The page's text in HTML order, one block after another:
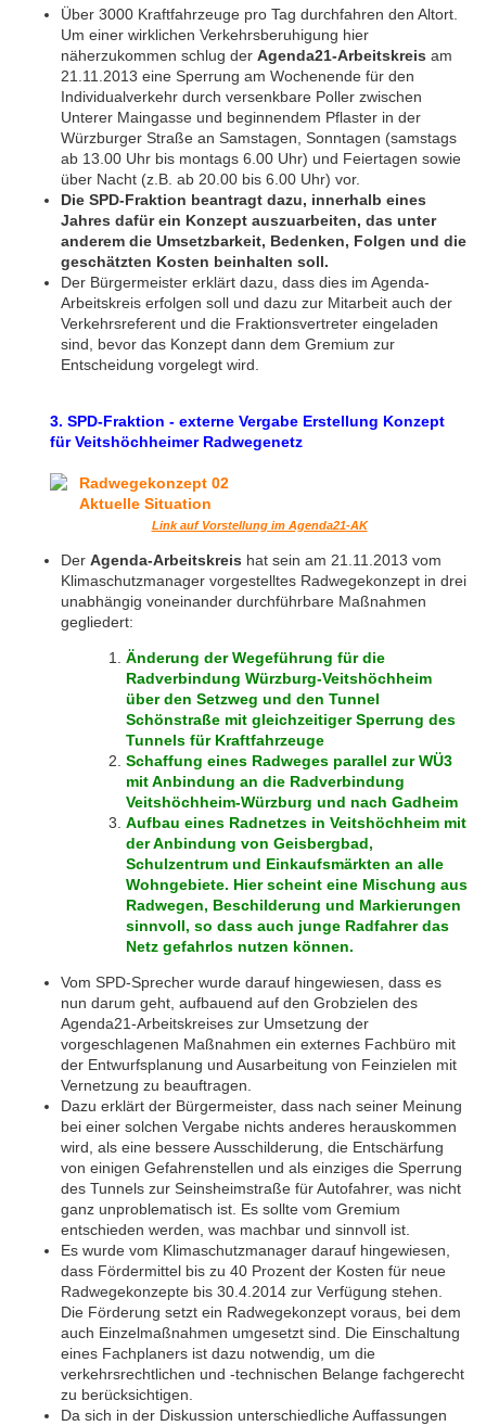
Über 3000 Kraftfahrzeuge pro Tag durchfahren den Altort.
Um einer wirklichen Verkehrsberuhigung hier
näherzukommen schlug der Agenda21-Arbeitskreis am
21.11.2013 eine Sperrung am Wochenende für den
Individualverkehr durch versenkbare Poller zwischen
Unterer Maingasse und beginnendem Pflaster in der
Würzburger Straße an Samstagen, Sonntagen (samstags
ab 13.00 Uhr bis montags 6.00 Uhr) und Feiertagen sowie
über Nacht (z.B. ab 20.00 bis 6.00 Uhr) vor.
Die SPD-Fraktion beantragt dazu, innerhalb eines
Jahres dafür ein Konzept auszuarbeiten, das unter
anderem die Umsetzbarkeit, Bedenken, Folgen und die
geschätzten Kosten beinhalten soll.
Der Bürgermeister erklärt dazu, dass dies im Agenda-
Arbeitskreis erfolgen soll und dazu zur Mitarbeit auch der
Verkehrsreferent und die Fraktionsvertreter eingeladen
sind, bevor das Konzept dann dem Gremium zur
Entscheidung vorgelegt wird.
3. SPD-Fraktion - externe Vergabe Erstellung Konzept
für Veitshöchheimer Radwegenetz
Link auf Vorstellung im Agenda21-AK
Der Agenda-Arbeitskreis hat sein am 21.11.2013 vom
Klimaschutzmanager vorgestelltes Radwegekonzept in drei
unabhängig voneinander durchführbare Maßnahmen
gegliedert:
Änderung der Wegeführung für die
Radverbindung Würzburg-Veitshöchheim
über den Setzweg und den Tunnel
Schönstraße mit gleichzeitiger Sperrung des
Tunnels für Kraftfahrzeuge
Schaffung eines Radweges parallel zur WÜ3
mit Anbindung an die Radverbindung
Veitshöchheim-Würzburg und nach Gadheim
Aufbau eines Radnetzes in Veitshöchheim mit
der Anbindung von Geisbergbad,
Schulzentrum und Einkaufsmärkten an alle
Wohngebiete. Hier scheint eine Mischung aus
Radwegen, Beschilderung und Markierungen
sinnvoll, so dass auch junge Radfahrer das
Netz gefahrlos nutzen können.
Vom SPD-Sprecher wurde darauf hingewiesen, dass es
nun darum geht, aufbauend auf den Grobzielen des
Agenda21-Arbeitskreises zur Umsetzung der
vorgeschlagenen Maßnahmen ein externes Fachbüro mit
der Entwurfsplanung und Ausarbeitung von Feinzielen mit
Vernetzung zu beauftragen.
Dazu erklärt der Bürgermeister, dass nach seiner Meinung
bei einer solchen Vergabe nichts anderes herauskommen
wird, als eine bessere Ausschilderung, die Entschärfung
von einigen Gefahrenstellen und als einziges die Sperrung
des Tunnels zur Seinsheimstraße für Autofahrer, was nicht
ganz unproblematisch ist. Es sollte vom Gremium
entschieden werden, was machbar und sinnvoll ist.
Es wurde vom Klimaschutzmanager darauf hingewiesen,
dass Fördermittel bis zu 40 Prozent der Kosten für neue
Radwegekonzepte bis 30.4.2014 zur Verfügung stehen.
Die Förderung setzt ein Radwegekonzept voraus, bei dem
auch Einzelmaßnahmen umgesetzt sind. Die Einschaltung
eines Fachplaners ist dazu notwendig, um die
verkehrsrechtlichen und -technischen Belange fachgerecht
zu berücksichtigen.
Da sich in der Diskussion unterschiedliche Auffassungen